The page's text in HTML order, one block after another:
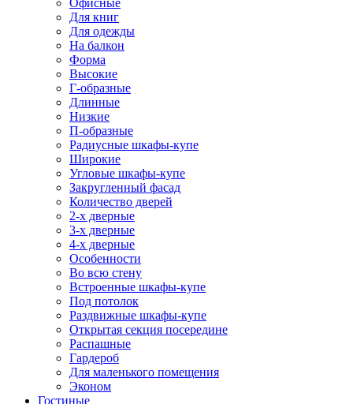
Офисные
Для книг
Для одежды
На балкон
Форма
Высокие
Г-образные
Длинные
Низкие
П-образные
Радиусные шкафы-купе
Широкие
Угловые шкафы-купе
Закругленный фасад
Количество дверей
2-х дверные
3-х дверные
4-х дверные
Особенности
Во всю стену
Встроенные шкафы-купе
Под потолок
Раздвижные шкафы-купе
Открытая секция посередине
Распашные
Гардероб
Для маленького помещения
Эконом
Гостиные